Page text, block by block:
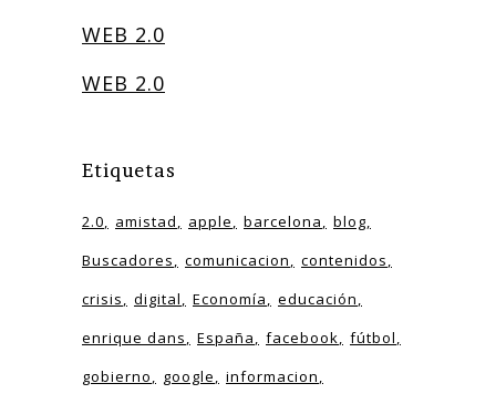
WEB 2.0
WEB 2.0
Etiquetas
2.0 amistad apple barcelona
blog
Buscadores
comunicacion
contenidos
crisis
digital Economía
educación
enrique dans
España facebook
fútbol
gobierno
google
informacion